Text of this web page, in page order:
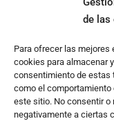
de las
Para ofrecer las
cookies para almacenar
consentimiento de estas
como el
este sitio. No consentir
negativamente a ciertas
Obras de
Miguel A. López